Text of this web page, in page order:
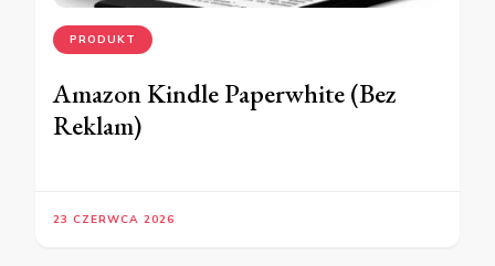
PRODUKT
Amazon Kindle Paperwhite (Bez
Reklam)
23 CZERWCA 2026